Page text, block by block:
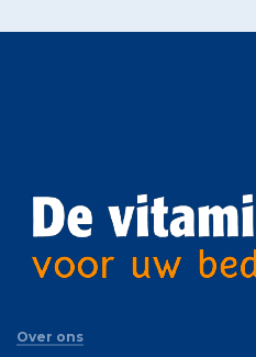
Over ons